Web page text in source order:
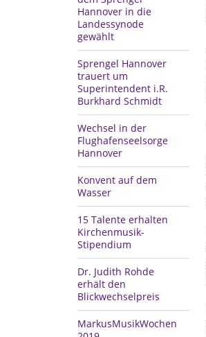
Hannover in die
Landessynode
gewählt
Sprengel Hannover
trauert um
Superintendent i.R.
Burkhard Schmidt
Wechsel in der
Flughafenseelsorge
Hannover
Konvent auf dem
Wasser
15 Talente erhalten
Kirchenmusik-
Stipendium
Dr. Judith Rohde
erhält den
Blickwechselpreis
MarkusMusikWochen